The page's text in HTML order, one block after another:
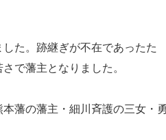
た。跡継ぎが不在であったた
で藩主となりました。
藩の藩主・細川斉護の三女・勇